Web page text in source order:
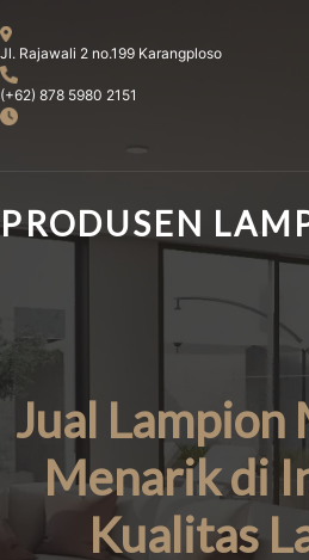
to
content
Jl. Rajawali 2 no.199 Karangploso
(+62) 878 5980 2151
PRODUSEN
Jual Lampion
Menarik di
Kualitas